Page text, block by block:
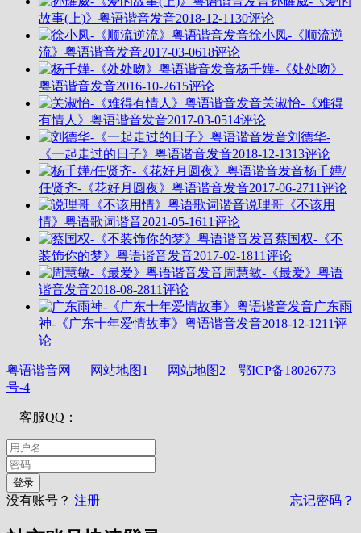
故事(上)》粤语谐音发音2018-12-1130评论
徐小凤-《顺流逆
流》粤语谐音发音2017-03-0618评论
杨千嬅-《处处吻》
粤语谐音发音2016-10-2615评论
关淑怡-《难得
有情人》粤语谐音发音2017-03-0514评论
刘德华-
《一起走过的日子》粤语谐音发音2018-12-1313评论
杨千嬅/
任贤齐-《花好月圆夜》粤语谐音发音2017-06-2711评论
说理哥《不该用
情》粤语歌词谐音2021-05-1611评论
蔡国权-《不
装饰你的梦》粤语谐音发音2017-02-1811评论
周慧敏-《最爱》粤语
谐音发音2018-08-2811评论
广东雨
神-《广东十年爱情故事》粤语谐音发音2018-12-1211评
论
粤语谐音网 网站地图1 网站地图2
鄂ICP备18026773
号-4
客服QQ：
没有账号？ 注册 忘记密码？